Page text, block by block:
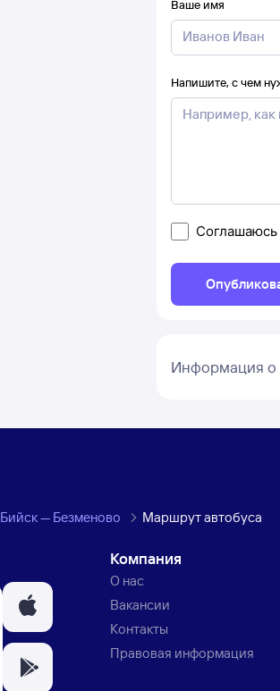
Ваше имя
Напишите, с чем
Соглашаюсь
Информация о
Бийск — Безменово Маршрут автобуса
Компания
О нас
Вакансии
Контакты
Правовая информация